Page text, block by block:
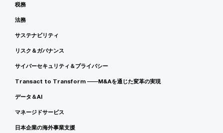
税務
法務
サステナビリティ
リスク＆ガバナンス
サイバーセキュリティ＆プライバシー
Transact to Transform ――M&Aを通じた変革の実現
データ＆AI
マネージドサービス
日本企業の海外事業支援